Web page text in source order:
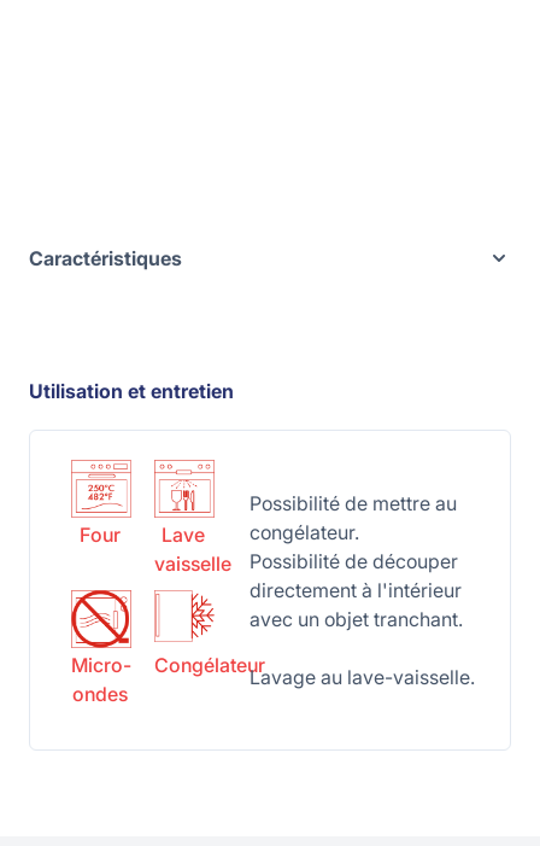
Caractéristiques
Utilisation et entretien
Four
Lave
vaisselle
Micro-
ondes
Congélateur
Possibilité de mettre au
congélateur.
Possibilité de découper
directement à l'intérieur
avec un objet tranchant.
Lavage au lave-vaisselle.